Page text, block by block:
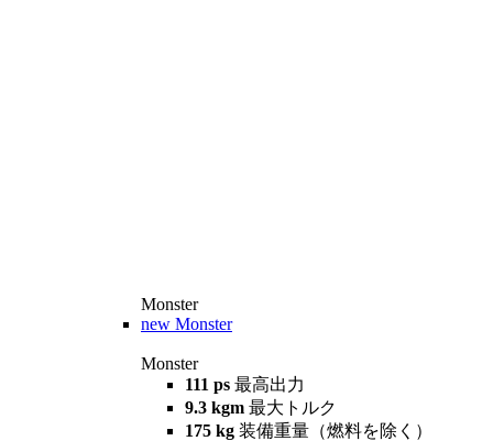
Monster
new Monster
Monster
111 ps 最高出力
9.3 kgm 最大トルク
175 kg 装備重量（燃料を除く）